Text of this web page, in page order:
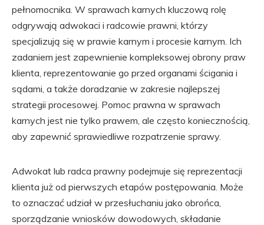
pełnomocnika. W sprawach karnych kluczową rolę
odgrywają adwokaci i radcowie prawni, którzy
specjalizują się w prawie karnym i procesie karnym. Ich
zadaniem jest zapewnienie kompleksowej obrony praw
klienta, reprezentowanie go przed organami ścigania i
sądami, a także doradzanie w zakresie najlepszej
strategii procesowej. Pomoc prawna w sprawach
karnych jest nie tylko prawem, ale często koniecznością,
aby zapewnić sprawiedliwe rozpatrzenie sprawy.
Adwokat lub radca prawny podejmuje się reprezentacji
klienta już od pierwszych etapów postępowania. Może
to oznaczać udział w przesłuchaniu jako obrońca,
sporządzanie wniosków dowodowych, składanie